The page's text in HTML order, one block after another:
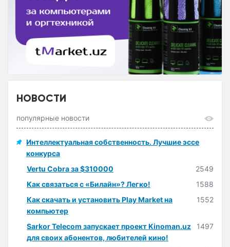
НОВОСТИ
популярные новости
Интеллектуальная собственность. Лучшие эссе
конкурса
Vertu Cobra за $310000
2549
Как связаться с «Билайн»? Легко!
1588
Как скачать и установить Play Market на
компьютер
1552
Sarkor Telecom запускает проект Kinoman.uz
для своих абонентов, любителей кино!
1497